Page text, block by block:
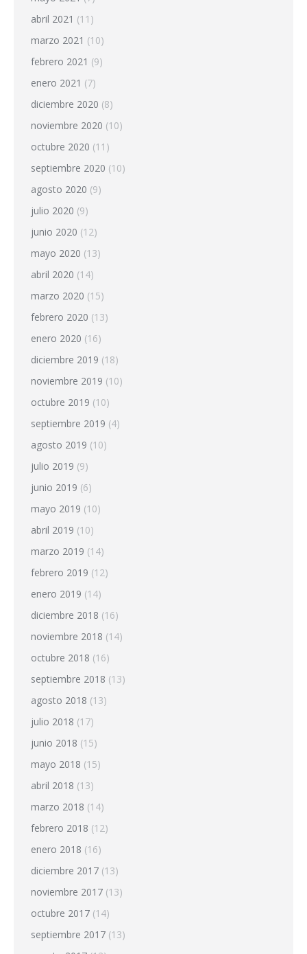
abril 2021 (11)
marzo 2021 (10)
febrero 2021 (9)
enero 2021 (7)
diciembre 2020 (8)
noviembre 2020 (10)
octubre 2020 (11)
septiembre 2020 (10)
agosto 2020 (9)
julio 2020 (9)
junio 2020 (12)
mayo 2020 (13)
abril 2020 (14)
marzo 2020 (15)
febrero 2020 (13)
enero 2020 (16)
diciembre 2019 (18)
noviembre 2019 (10)
octubre 2019 (10)
septiembre 2019 (4)
agosto 2019 (10)
julio 2019 (9)
junio 2019 (6)
mayo 2019 (10)
abril 2019 (10)
marzo 2019 (14)
febrero 2019 (12)
enero 2019 (14)
diciembre 2018 (16)
noviembre 2018 (14)
octubre 2018 (16)
septiembre 2018 (13)
agosto 2018 (13)
julio 2018 (17)
junio 2018 (15)
mayo 2018 (15)
abril 2018 (13)
marzo 2018 (14)
febrero 2018 (12)
enero 2018 (16)
diciembre 2017 (13)
noviembre 2017 (13)
octubre 2017 (14)
septiembre 2017 (13)